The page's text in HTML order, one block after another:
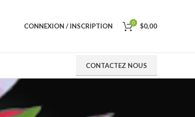
CONNEXION / INSCRIPTION 0 $0,00
CONTACTEZ NOUS